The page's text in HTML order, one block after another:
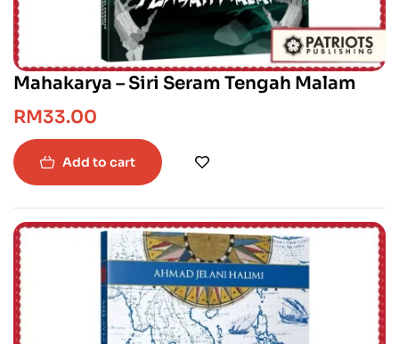
Mahakarya – Siri Seram Tengah Malam
RM33.00
Add to cart